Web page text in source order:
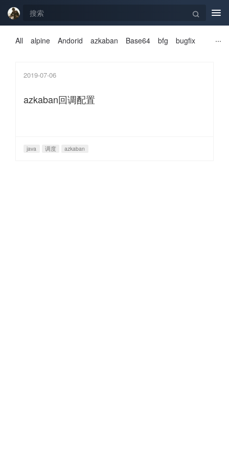
All
alpine Andorid azkaban Base64 bfg bugfix
2019-07-06
azkaban回调配置
java 调度 azkaban